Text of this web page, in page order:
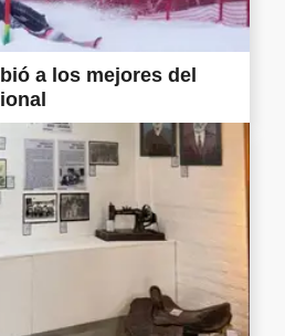
a los mejores del